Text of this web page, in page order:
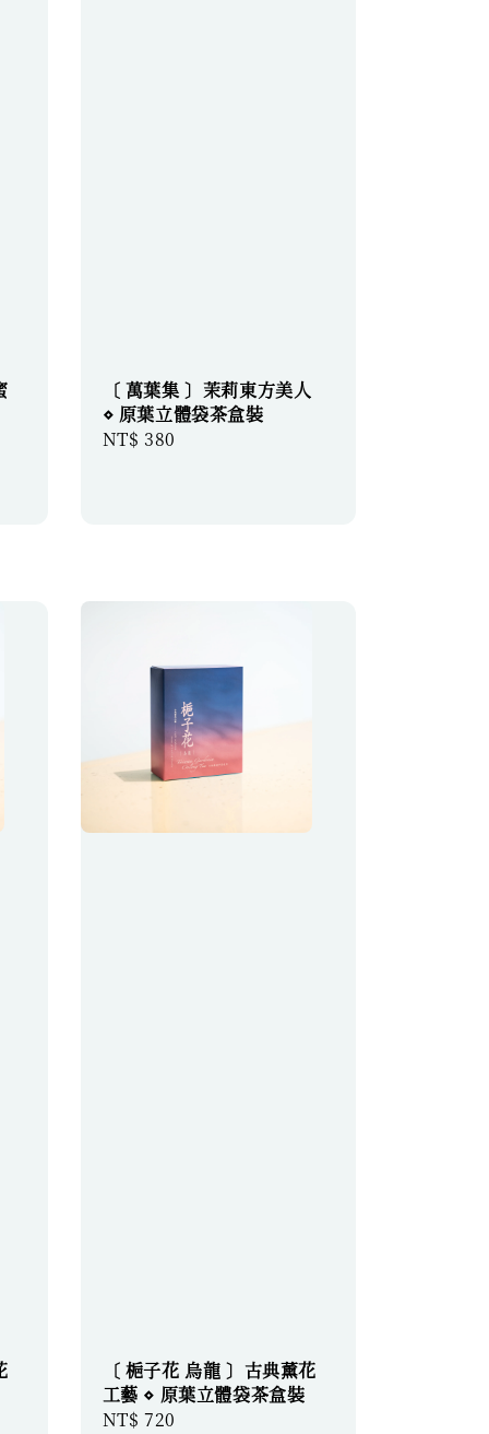
〔 萬葉集 〕茉莉東方美人
⋄ 原葉立體袋茶盒裝
Regular
NT$ 380
〔 梔子花 烏龍 〕古典薰花
工藝 ⋄ 原葉立體袋茶盒裝
Regular
NT$ 720